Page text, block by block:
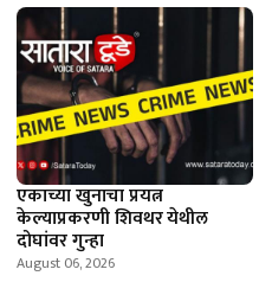
एकाच्या खुनाचा प्रयत्न
केल्याप्रकरणी शिवथर येथील
दोघांवर गुन्हा
August 06, 2026